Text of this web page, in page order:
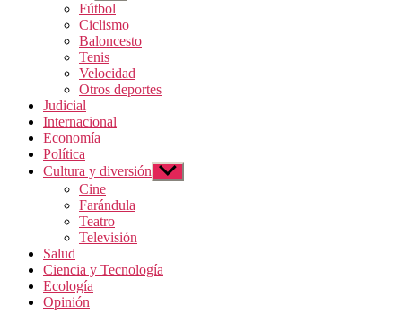
Fútbol
Ciclismo
Baloncesto
Tenis
Velocidad
Otros deportes
Judicial
Internacional
Economía
Política
Cultura y diversión Mostrar el submenú
Cine
Farándula
Teatro
Televisión
Salud
Ciencia y Tecnología
Ecología
Opinión